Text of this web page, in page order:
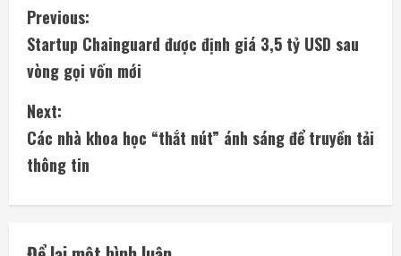
C
o
n
t
i
n
u
Previous:
Startup Chainguard được định giá 3,5 tỷ USD sau
vòng gọi vốn mới
Next:
Các nhà khoa học “thắt nút” ánh sáng để truyền tải
thông tin